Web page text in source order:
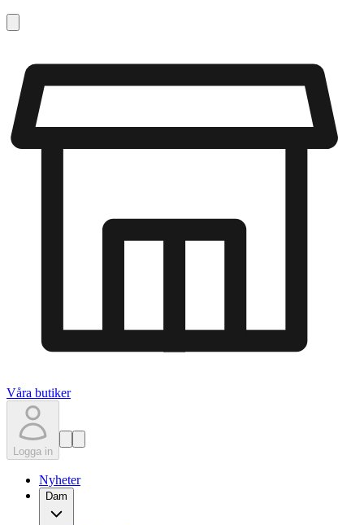
Våra butiker
Logga in
Nyheter
Dam